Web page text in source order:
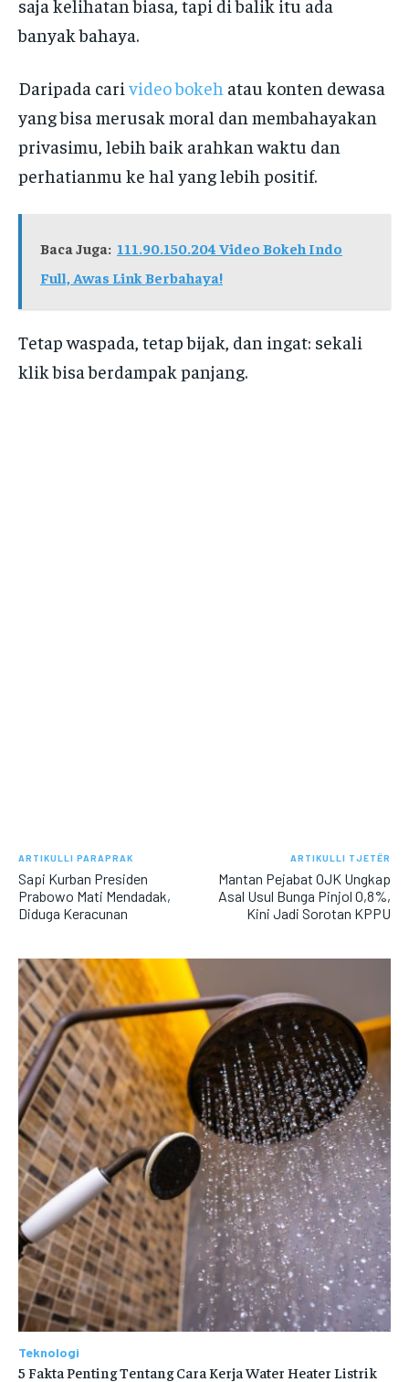
saja kelihatan biasa, tapi di balik itu ada
banyak bahaya.
Daripada cari video bokeh atau konten dewasa
yang bisa merusak moral dan membahayakan
privasimu, lebih baik arahkan waktu dan
perhatianmu ke hal yang lebih positif.
Baca Juga: 111.90.150.204 Video Bokeh Indo
Full, Awas Link Berbahaya!
Tetap waspada, tetap bijak, dan ingat: sekali
klik bisa berdampak panjang.
ARTIKULLI PARAPRAK
Sapi Kurban Presiden
Prabowo Mati Mendadak,
Diduga Keracunan
ARTIKULLI TJETËR
Mantan Pejabat OJK Ungkap
Asal Usul Bunga Pinjol 0,8%,
Kini Jadi Sorotan KPPU
Teknologi
5 Fakta Penting Tentang Cara Kerja Water Heater Listrik